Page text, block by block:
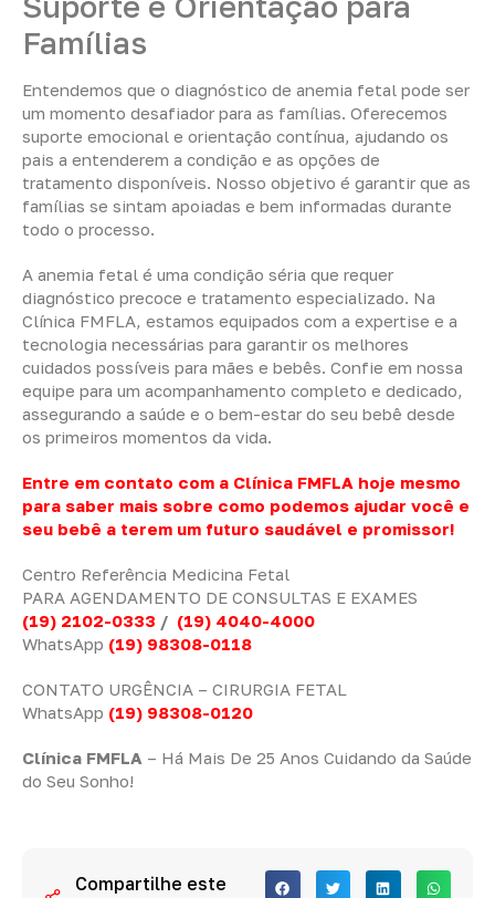
Famílias
Entendemos que o diagnóstico de anemia fetal pode ser
um momento desafiador para as famílias. Oferecemos
suporte emocional e orientação contínua, ajudando os
pais a entenderem a condição e as opções de
tratamento disponíveis. Nosso objetivo é garantir que as
famílias se sintam apoiadas e bem informadas durante
todo o processo.
A anemia fetal é uma condição séria que requer
diagnóstico precoce e tratamento especializado. Na
Clínica FMFLA, estamos equipados com a expertise e a
tecnologia necessárias para garantir os melhores
cuidados possíveis para mães e bebês. Confie em nossa
equipe para um acompanhamento completo e dedicado,
assegurando a saúde e o bem-estar do seu bebê desde
os primeiros momentos da vida.
Entre em contato com a Clínica FMFLA hoje mesmo
para saber mais sobre como podemos ajudar você e
seu bebê a terem um futuro saudável e promissor!
Centro Referência Medicina Fetal
PARA AGENDAMENTO DE CONSULTAS E EXAMES
(19) 2102-0333 / (19) 4040-4000
WhatsApp (19) 98308-0118
CONTATO URGÊNCIA – CIRURGIA FETAL
WhatsApp (19) 98308-0120
Clínica FMFLA – Há Mais De 25 Anos Cuidando da Saúde
do Seu Sonho!
Compartilhe este